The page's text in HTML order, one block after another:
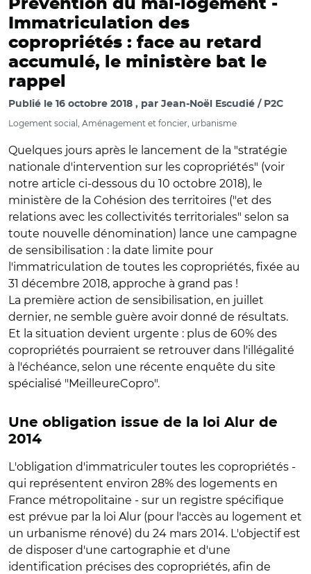
Prévention du mal-logement -
Immatriculation des
copropriétés : face au retard
accumulé, le ministère bat le
rappel
Publié le 16 octobre 2018 par Jean-Noël Escudié / P2C
Logement social, Aménagement et foncier, urbanisme
Quelques jours après le lancement de la "stratégie
nationale d'intervention sur les copropriétés" (voir
notre article ci-dessous du 10 octobre 2018), le
ministère de la Cohésion des territoires ("et des
relations avec les collectivités territoriales" selon sa
toute nouvelle dénomination) lance une campagne
de sensibilisation : la date limite pour
l'immatriculation de toutes les copropriétés, fixée au
31 décembre 2018, approche à grand pas !
La première action de sensibilisation, en juillet
dernier, ne semble guère avoir donné de résultats.
Et la situation devient urgente : plus de 60% des
copropriétés pourraient se retrouver dans l'illégalité
à l'échéance, selon une récente enquête du site
spécialisé "MeilleureCopro".
Une obligation issue de la loi Alur de
2014
L'obligation d'immatriculer toutes les copropriétés -
qui représentent environ 28% des logements en
France métropolitaine - sur un registre spécifique
est prévue par la loi Alur (pour l'accès au logement et
un urbanisme rénové) du 24 mars 2014. L'objectif est
de disposer d'une cartographie et d'une
identification précises des copropriétés, afin de